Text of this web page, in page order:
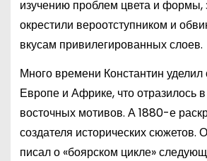
изучению проблем цвета и формы,
окрестили вероотступником и
вкусам привилегированных слоев.
Много времени Константин уделил
Европе и Африке, что отразилось
восточных мотивов. А 1880-е
создателя исторических сюжетов.
писал о «боярском цикле»